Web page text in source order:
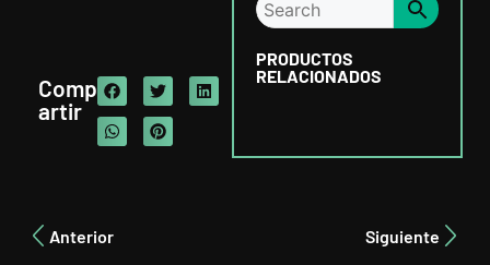
Comp
artir
PRODUCTOS
RELACIONADOS
Anterior Siguiente